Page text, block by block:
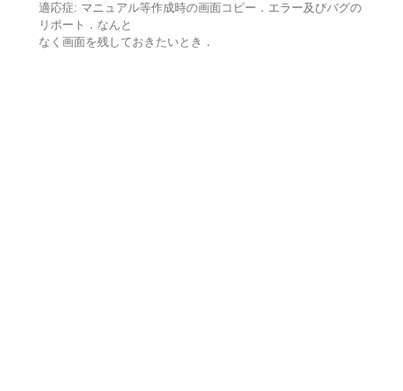
適応症: マニュアル等作成時の画面コピー．エラー及びバグの
リポート．なんと
なく画面を残しておきたいとき．